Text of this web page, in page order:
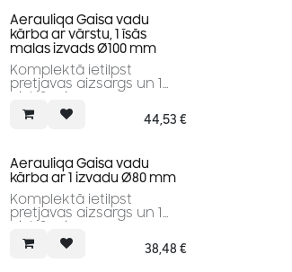
Aerauliqa Gaisa vadu
kārba ar vārstu, 1 īsās
malas izvads Ø100 mm
Komplektā ietilpst
pretjavas aizsargs un 1
aizbāznis.
44,53 €
Aerauliqa Gaisa vadu
kārba ar 1 izvadu Ø80 mm
Komplektā ietilpst
pretjavas aizsargs un 1
aizbāznis.
38,48 €